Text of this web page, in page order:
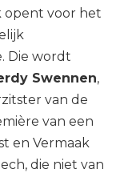
opent voor het
Die wordt
Swennen,
van de
van een
en Vermaak
die niet van